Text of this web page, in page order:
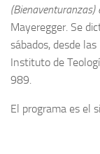
(Bienaventuranzas)
Mayeregger. Se
sábados, desde
Instituto de
989.
El programa es el